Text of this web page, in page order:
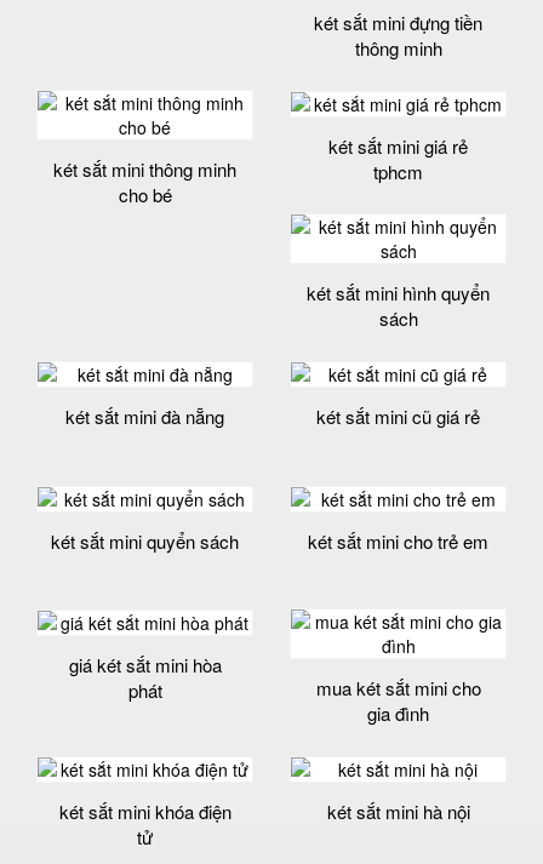
két sắt mini đựng tiền
thông minh
két sắt mini thông minh
cho bé
két sắt mini giá rẻ
tphcm
két sắt mini hình quyển
sách
két sắt mini đà nẵng két sắt mini cũ giá rẻ
két sắt mini quyển sách két sắt mini cho trẻ em
giá két sắt mini hòa
phát
mua két sắt mini cho
gia đình
két sắt mini khóa điện
tử
két sắt mini hà nội